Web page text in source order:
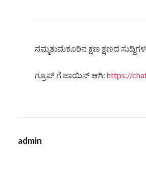
ನಮ್ಮತುಮಕೂರಿನ ಕ್ಷಣ ಕ್ಷಣದ
ಗ್ರೂಪ್ ಗೆ ಜಾಯಿನ್ ಆಗಿ: https://
admin